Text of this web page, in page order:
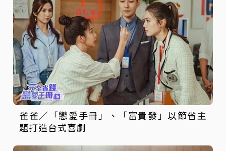
雀雀／「戀愛手冊」、「富貴發」以節省主
題打造台式喜劇